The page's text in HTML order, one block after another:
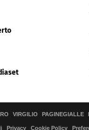
VIRGILIO PAGINEGIALLE
Privacy Cookie Policy